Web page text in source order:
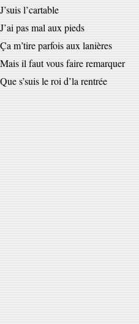
J’suis l’cartable
J’ai pas mal aux pieds
Ça m’tire parfois aux lanières
Mais il faut vous faire remarquer
Que s’suis le roi d’la rentrée